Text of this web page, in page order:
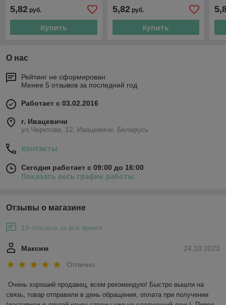
5,82 руб.
Купить
5,82руб.
Купить
О нас
Рейтинг не сформирован
Менее 5 отзывов за последний год
Работает с 03.02.2016
г. Ивацевичи
ул.Черктова, 12, Ивацевичи, Беларусь
Контакты
Сегодня работает с 09:00 до 16:00
Показать весь график работы
Отзывы о магазине
19 отзывов за всё время
24.10.2023
Максим
Отлично
Очень хороший продавец, всем рекомендую! Быстро вышли на
связь, товар отправили в день обращения, оплата при получении